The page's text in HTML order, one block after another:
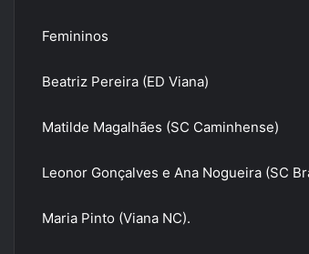
Femininos
Beatriz Pereira (ED Viana)
Matilde Magalhães (SC Caminhense)
Leonor Gonçalves e Ana Nogueira (SC
Maria Pinto (Viana NC).